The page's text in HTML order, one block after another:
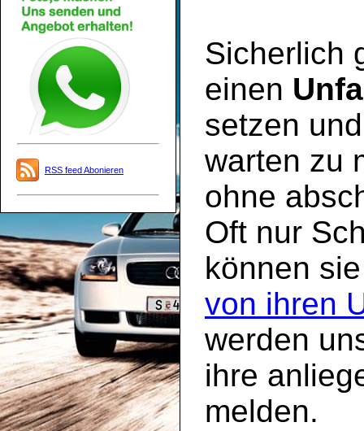
RSS feed Abonieren
Sicherlich
einen
setzen
warten zu
ohne
Oft nur
können
von ihren
werden
ihre
melden.